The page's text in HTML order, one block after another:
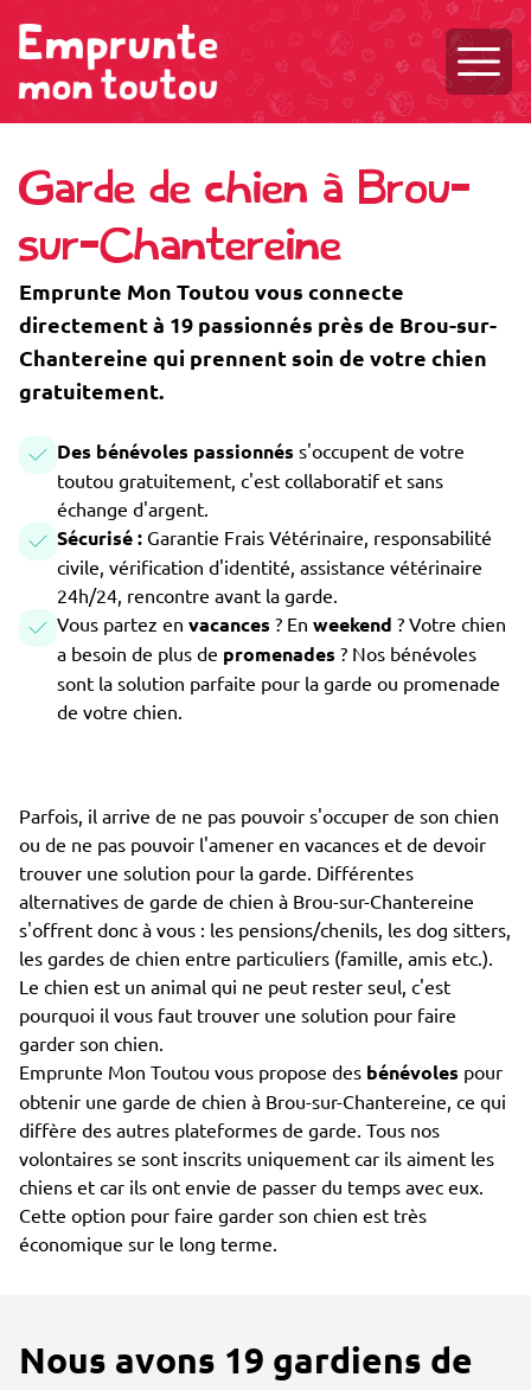
Garde de chien à Brou-
sur-Chantereine
Emprunte Mon Toutou vous connecte
directement à 19 passionnés près de Brou-sur-
Chantereine qui prennent soin de votre chien
gratuitement.
Des bénévoles passionnés s'occupent de votre
toutou gratuitement, c'est collaboratif et sans
échange d'argent.
Sécurisé : Garantie Frais Vétérinaire, responsabilité
civile, vérification d'identité, assistance vétérinaire
24h/24, rencontre avant la garde.
Vous partez en vacances ? En weekend ? Votre chien
a besoin de plus de promenades ? Nos bénévoles
sont la solution parfaite pour la garde ou promenade
de votre chien.
Parfois, il arrive de ne pas pouvoir s'occuper de son chien
ou de ne pas pouvoir l'amener en vacances et de devoir
trouver une solution pour la garde. Différentes
alternatives de garde de chien à Brou-sur-Chantereine
s'offrent donc à vous : les pensions/chenils, les dog sitters,
les gardes de chien entre particuliers (famille, amis etc.).
Le chien est un animal qui ne peut rester seul, c'est
pourquoi il vous faut trouver une solution pour faire
garder son chien.
Emprunte Mon Toutou vous propose des bénévoles pour
obtenir une garde de chien à Brou-sur-Chantereine, ce qui
diffère des autres plateformes de garde. Tous nos
volontaires se sont inscrits uniquement car ils aiment les
chiens et car ils ont envie de passer du temps avec eux.
Cette option pour faire garder son chien est très
économique sur le long terme.
Nous avons 19 gardiens de